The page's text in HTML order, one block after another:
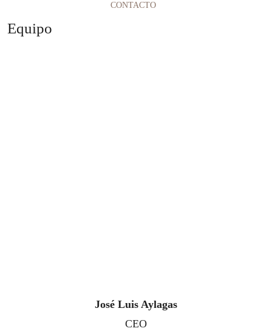
CONTACTO
Equipo
José Luis Aylagas
CEO